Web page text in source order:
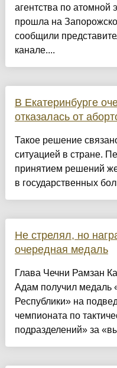
агентства по
прошла на
сообщили
канале....
В Екатеринбурге
отказалась от
Такое решение
ситуацией в стране.
принятием решений
в государственных
Не стрелял, но
очередная медаль
Глава Чечни Рамзан
Адам получил медаль
Республики» на
чемпионата по
подразделений» за